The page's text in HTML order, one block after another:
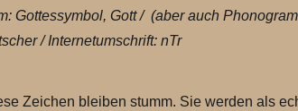
Gottessymbol, Gott / (aber auch
/ Internetumschrift: nTr
Zeichen bleiben stumm. Sie werden als